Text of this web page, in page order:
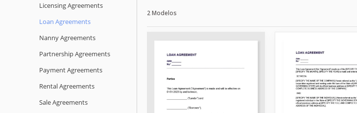
Licensing Agreements
Loan Agreements
Nanny Agreements
Partnership Agreements
Payment Agreements
Rental Agreements
Sale Agreements
2 Modelos